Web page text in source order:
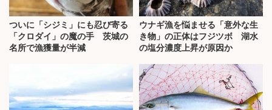
ついに「シジミ」にも忍び寄る
「クロダイ」の魔の手 茨城の
名所で漁獲量が半減
ウナギ漁を悩ませる「意外な生
き物」の正体はフジツボ 湖水
の塩分濃度上昇が原因か